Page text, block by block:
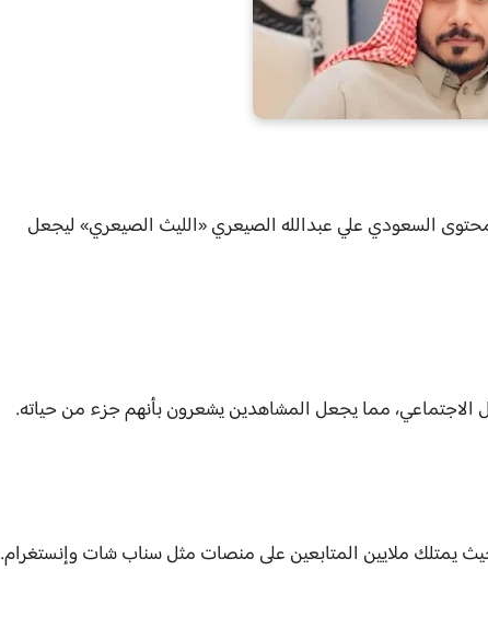
السعودي علي عبدالله الصيعري «الليث الصيعري» ليجعل
الاجتماعي، مما يجعل المشاهدين يشعرون بأنهم جزء من حياته.
يمتلك ملايين المتابعين على منصات مثل سناب شات وإنستغرام.